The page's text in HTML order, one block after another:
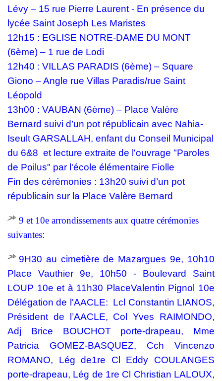
Lévy – 15 rue Pierre Laurent - En présence du
lycée Saint Joseph Les Maristes
12h15 : EGLISE NOTRE-DAME DU MONT
(6ème) – 1 rue de Lodi
12h40 : VILLAS PARADIS (6ème) – Square
Giono – Angle rue Villas Paradis/rue Saint
Léopold
13h00 : VAUBAN (6ème) – Place Valère
Bernard suivi d’un pot républicain avec Nahia-
Iseult GARSALLAH, enfant du Conseil Municipal
du 6&8 et lecture extraite de l'ouvrage "Paroles
de Poilus" par l'école élémentaire Fiolle
Fin des cérémonies : 13h20 suivi d’un pot
républicain sur la Place Valère Bernard
9 et 10e arrondissements aux quatre cérémonies
suivantes:
9H30 au cimetière de Mazargues 9e, 10h10
Place Vauthier 9e, 10h50 - Boulevard Saint
LOUP 10e et à 11h30 PlaceValentin Pignol 10e
Délégation de l'AACLE: Lcl Constantin LIANOS,
Président de l’AACLE, Col Yves RAIMONDO,
Adj Brice BOUCHOT porte-drapeau, Mme
Patricia GOMEZ-BASQUEZ, Cch Vincenzo
ROMANO, Lég de1re Cl Eddy COULANGES
porte-drapeau, Lég de 1re Cl Christian LALOUX,